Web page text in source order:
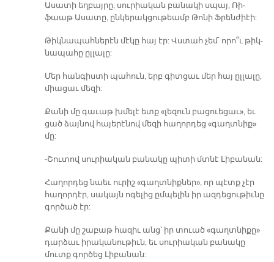
Ա­սա­տի եղ­բայ­րը, սու­րիա­կան բա­նա­կի սպայ, Ռի­
ֆաաթ Ա­սա­տը, ըն­կե­րակ­ցու­թեամբ Թո­նի Ֆրեն­ժիէի:
Թիկ­նա­պահ­նե­րէն մէ­կը հայ էր: Վստահ չեմ` ո­րո՞ւ թիկ­
նա­պա­հը ըլ­լա­լը:
Մեր հան­գիս­տի պա­հուն, երբ գիտ­ցաւ մեր հայ ըլ­լա­լը,
միա­ցաւ մե­զի:
Քա­նի մը գա­ւաթ խմե­լէ ետք «լե­զուն բա­ցուե­ցաւ», եւ
ցած ձայ­նով հա­յե­րէ­նով մե­զի հա­ղոր­դեց «գաղտ­նիք»
մը:
-Շու­տով սու­րիա­կան բա­նա­կը պի­տի մտնէ Լի­բա­նան:
Հա­ղոր­դեց նաեւ ու­րիշ «գաղտ­նիք­ներ», որ պէտք չէր
հա­ղոր­դէր, սա­կայն ո­գե­լից ըմ­պե­լին իր ազ­դե­ցու­թիւ­նը
գոր­ծած էր:
Քա­նի մը շա­բաթ հա­զիւ անց՝ իր տուած «գաղտ­նի­քը»
դար­ձաւ ի­րա­կա­նու­թիւն, եւ սու­րիա­կան բա­նա­կը
մուտք գոր­ծեց Լի­բա­նան: